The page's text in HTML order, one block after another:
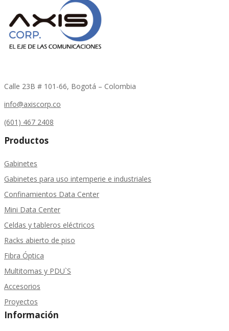
Calle 23B # 101-66, Bogotá – Colombia
info@axiscorp.co
(601) 467 2408
Productos
Gabinetes
Gabinetes para uso intemperie e industriales
Confinamientos Data Center
Mini Data Center
Celdas y tableros eléctricos
Racks abierto de piso
Fibra Óptica
Multitomas y PDU`S
Accesorios
Proyectos
Información